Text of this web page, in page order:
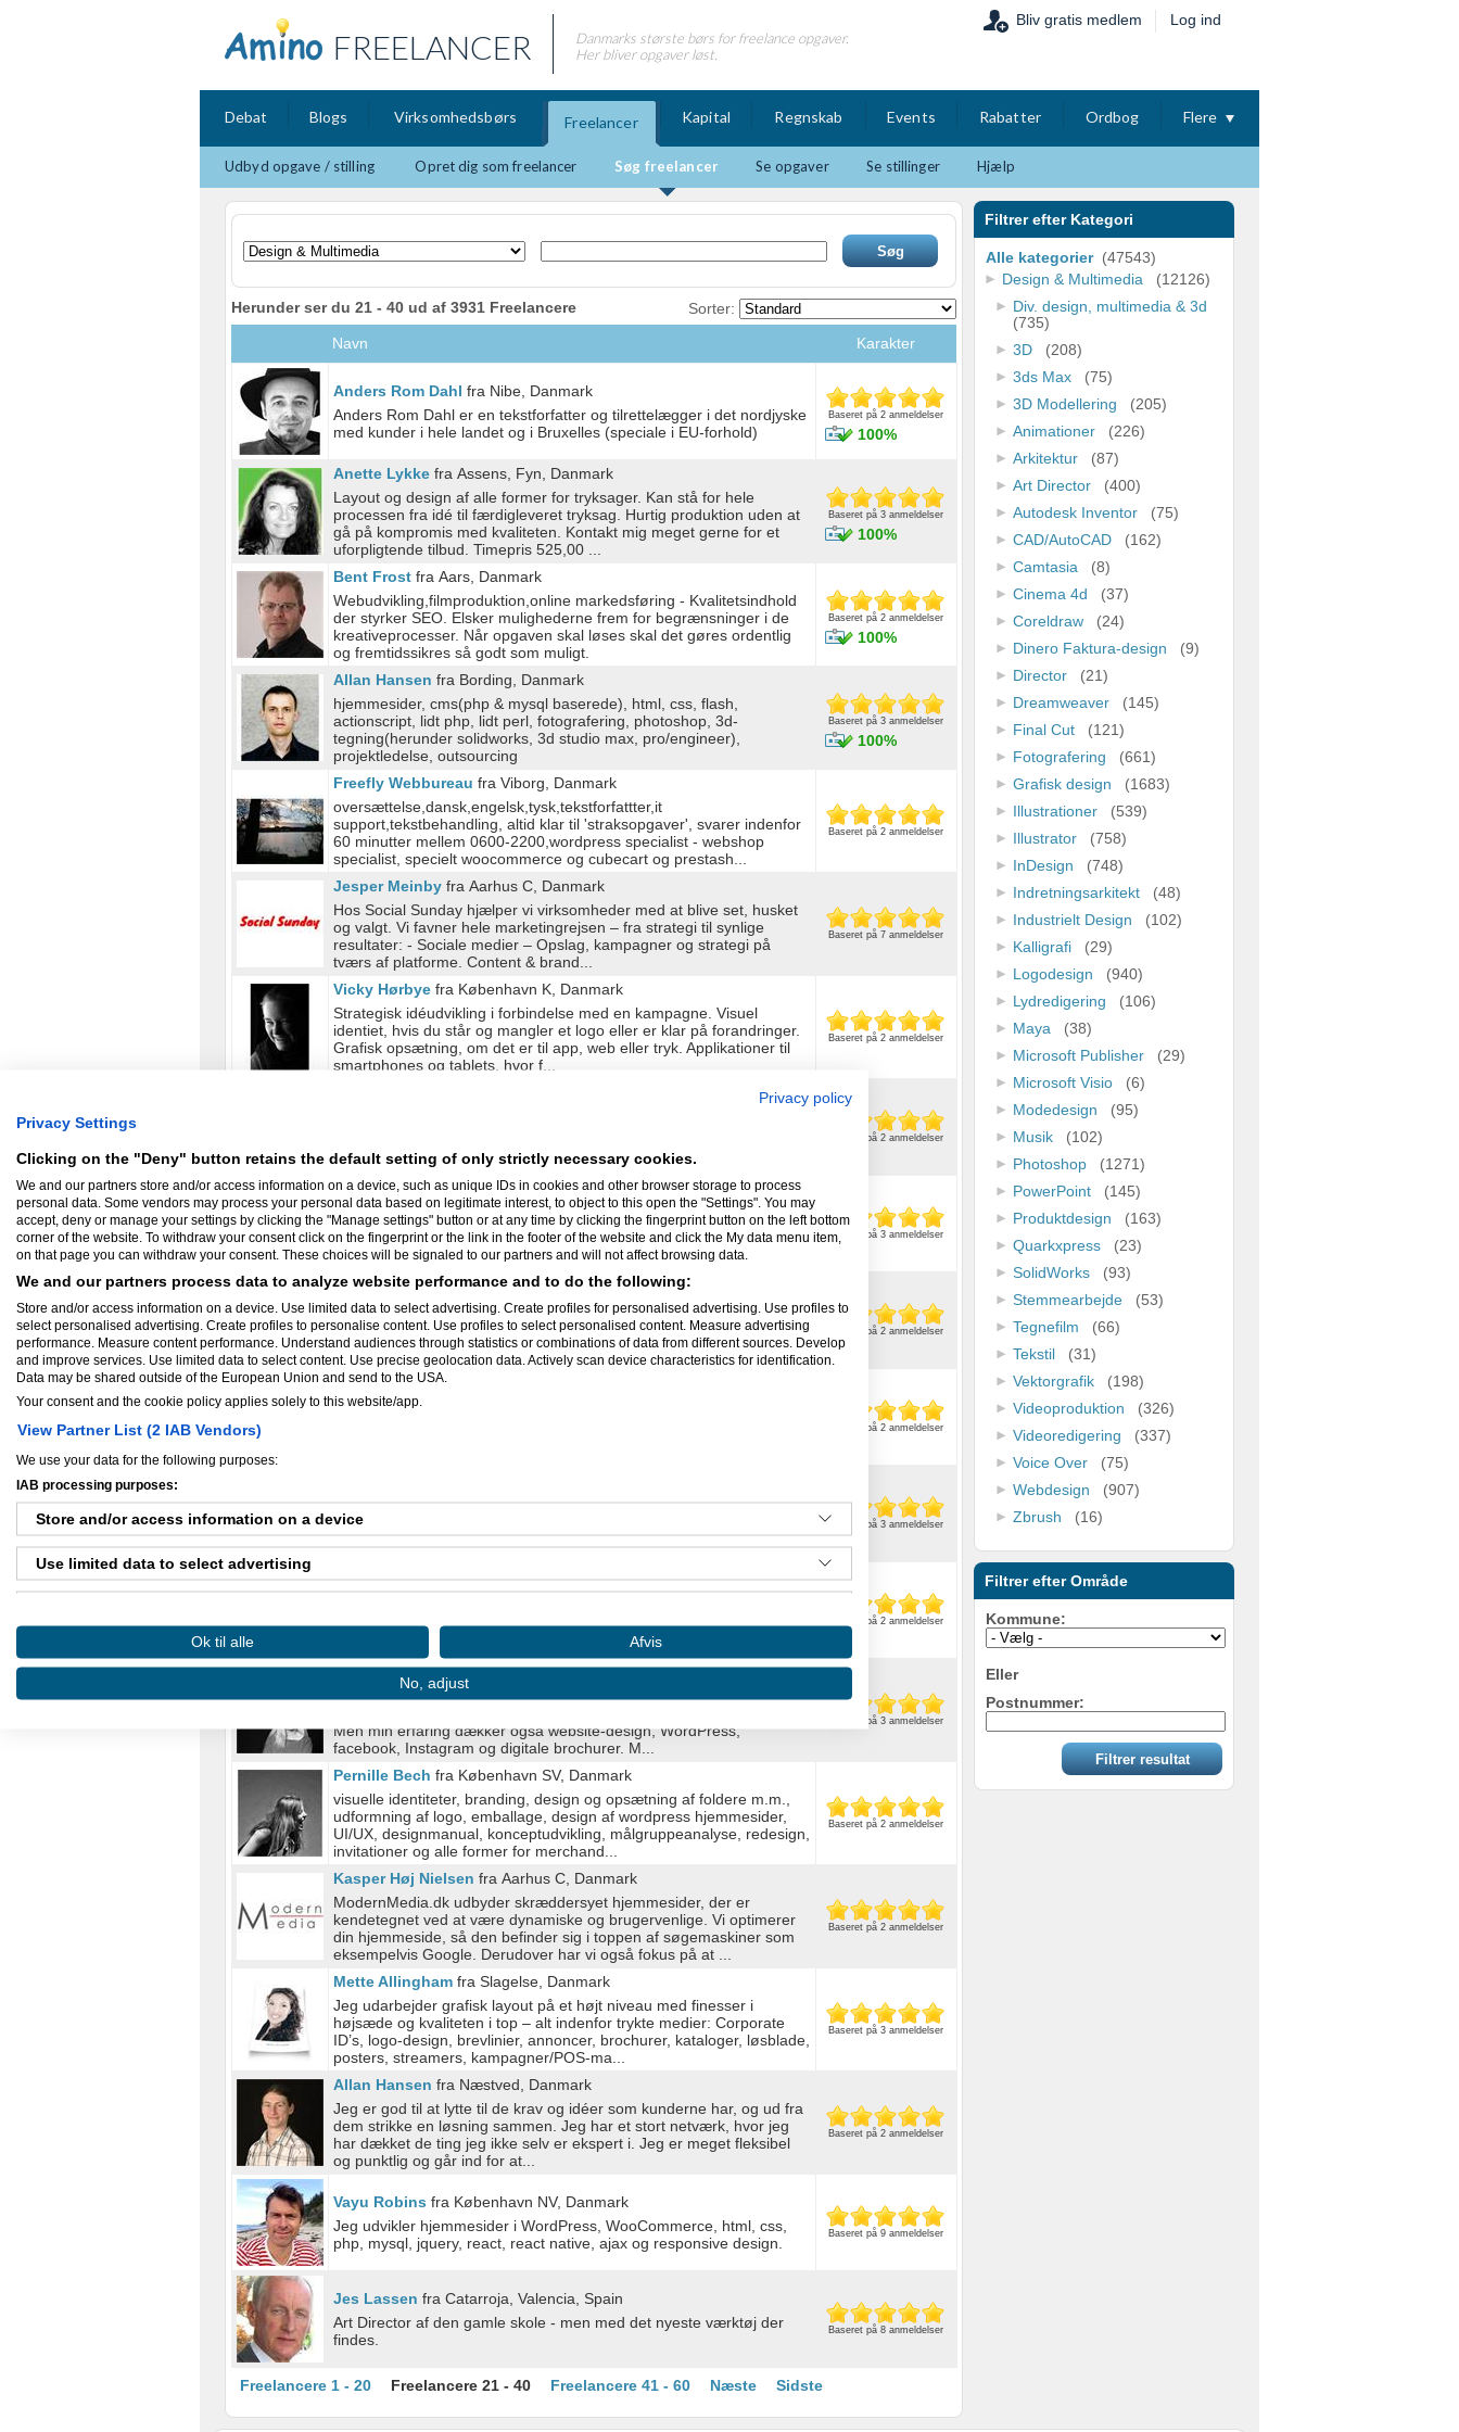
FREELANCER
Danmarks største børs for freelance opgaver.
Her bliver opgaver løst.
Bliv gratis medlem Log ind
Debat Blogs Virksomhedsbørs Freelancer Kapital Regnskab Events Rabatter Ordbog Flere
Udbyd opgave / stilling Opret dig som freelancer Søg freelancer Se opgaver Se stillinger Hjælp
Sorter:
Herunder ser du 21 - 40 ud af 3931 Freelancere
Navn Karakter
Anders Rom Dahl fra Nibe, Danmark
Anders Rom Dahl er en tekstforfatter og tilrettelægger i det nordjyske
med kunder i hele landet og i Bruxelles (speciale i EU-forhold)
Baseret på 2 anmeldelser
100%
Anette Lykke fra Assens, Fyn, Danmark
Layout og design af alle former for tryksager. Kan stå for hele
processen fra idé til færdigleveret tryksag. Hurtig produktion uden at
gå på kompromis med kvaliteten. Kontakt mig meget gerne for et
uforpligtende tilbud. Timepris 525,00 ...
Baseret på 3 anmeldelser
100%
Bent Frost fra Aars, Danmark
Webudvikling,filmproduktion,online markedsføring - Kvalitetsindhold
der styrker SEO. Elsker mulighederne frem for begrænsninger i de
kreativeprocesser. Når opgaven skal løses skal det gøres ordentlig
og fremtidssikres så godt som muligt.
Baseret på 2 anmeldelser
100%
Allan Hansen fra Bording, Danmark
hjemmesider, cms(php & mysql baserede), html, css, flash,
actionscript, lidt php, lidt perl, fotografering, photoshop, 3d-
tegning(herunder solidworks, 3d studio max, pro/engineer),
projektledelse, outsourcing
Baseret på 3 anmeldelser
100%
Freefly Webbureau fra Viborg, Danmark
oversættelse,dansk,engelsk,tysk,tekstforfattter,it
support,tekstbehandling, altid klar til 'straksopgaver', svarer indenfor
60 minutter mellem 0600-2200,wordpress specialist - webshop
specialist, specielt woocommerce og cubecart og prestash...
Baseret på 2 anmeldelser
Jesper Meinby fra Aarhus C, Danmark
Hos Social Sunday hjælper vi virksomheder med at blive set, husket
og valgt. Vi favner hele marketingrejsen – fra strategi til synlige
resultater: - Sociale medier – Opslag, kampagner og strategi på
tværs af platforme. Content & brand...
Baseret på 7 anmeldelser
Vicky Hørbye fra København K, Danmark
Strategisk idéudvikling i forbindelse med en kampagne. Visuel
identiet, hvis du står og mangler et logo eller er klar på forandringer.
Grafisk opsætning, om det er til app, web eller tryk. Applikationer til
smartphones og tablets, hvor f...
Baseret på 2 anmeldelser
Baseret på 2 anmeldelser
Thomas Niels Thomsenfra Valby, Danmark
TNT Factory løser alle slags grafiske opgaver og tryller hjemmevant
indenfor både trykte og online medier, samt foto.
Baseret på 3 anmeldelser
Mikkel Strøbechfra København S, Danmark
2D og 3D animation, 3D visualisering, compositing, After Effects,
Motion graphics, Flash animation, Teknisk illustration, Cartoon
illustration, Logo-design, Print, Grafik, DTP.
Baseret på 2 anmeldelser
Anders Helleshøj
Baseret på 2 anmeldelser
Anja Lysholmfra Haslev, Danmark
Speak, indtaling, voice-over
Baseret på 3 anmeldelser
Tonny Schnoorfra Svendborg, Danmark
Skrivearbejde: Pressemeddelelser, salgstekster og tekster til web.
Baseret på 2 anmeldelser
Mai-Britt Sandvadfra Skørping, Danmark
Jeg kan klare opgaven fra fra idé til tryk-levering. Mit speciale er
Men min erfaring dækker også website-design, WordPress,
facebook, Instagram og digitale brochurer. M...
Baseret på 3 anmeldelser
Pernille Bech fra København SV, Danmark
visuelle identiteter, branding, design og opsætning af foldere m.m.,
udformning af logo, emballage, design af wordpress hjemmesider,
UI/UX, designmanual, konceptudvikling, målgruppeanalyse, redesign,
invitationer og alle former for merchand...
Baseret på 2 anmeldelser
Kasper Høj Nielsen fra Aarhus C, Danmark
ModernMedia.dk udbyder skræddersyet hjemmesider, der er
kendetegnet ved at være dynamiske og brugervenlige. Vi optimerer
din hjemmeside, så den befinder sig i toppen af søgemaskiner som
eksempelvis Google. Derudover har vi også fokus på at ...
Baseret på 2 anmeldelser
Mette Allingham fra Slagelse, Danmark
Jeg udarbejder grafisk layout på et højt niveau med finesser i
højsæde og kvaliteten i top – alt indenfor trykte medier: Corporate
ID’s, logo-design, brevlinier, annoncer, brochurer, kataloger, løsblade,
posters, streamers, kampagner/POS-ma...
Baseret på 3 anmeldelser
Allan Hansen fra Næstved, Danmark
Jeg er god til at lytte til de krav og idéer som kunderne har, og ud fra
dem strikke en løsning sammen. Jeg har et stort netværk, hvor jeg
har dækket de ting jeg ikke selv er ekspert i. Jeg er meget fleksibel
og punktlig og går ind for at...
Baseret på 2 anmeldelser
Vayu Robins fra København NV, Danmark
Jeg udvikler hjemmesider i WordPress, WooCommerce, html, css,
php, mysql, jquery, react, react native, ajax og responsive design.
Baseret på 9 anmeldelser
Jes Lassen fra Catarroja, Valencia, Spain
Art Director af den gamle skole - men med det nyeste værktøj der
findes.
Baseret på 8 anmeldelser
Freelancere 1 - 20 Freelancere 21 - 40 Freelancere 41 - 60 Næste Sidste
Filtrer efter Kategori
Alle kategorier(47543)
Design & Multimedia (12126)
Div. design, multimedia & 3d
(735)
3D (208)
3ds Max
(75)
3D Modellering (205)
Animationer (226)
Arkitektur (87)
Art Director (400)
Autodesk Inventor
(75)
CAD/AutoCAD
(162)
Camtasia (8)
Cinema 4d
(37)
Coreldraw
(24)
Dinero Faktura-design (9)
Director (21)
Dreamweaver
(145)
Final Cut (121)
Fotografering (661)
Grafisk design
(1683)
Illustrationer
(539)
Illustrator
(758)
InDesign
(748)
Indretningsarkitekt (48)
Industrielt Design (102)
Kalligrafi (29)
Logodesign
(940)
Lydredigering (106)
Maya
(38)
Microsoft Publisher
(29)
Microsoft Visio
(6)
Modedesign
(95)
Musik
(102)
Photoshop
(1271)
PowerPoint (145)
Produktdesign (163)
Quarkxpress
(23)
SolidWorks
(93)
Stemmearbejde (53)
Tegnefilm (66)
Tekstil (31)
Vektorgrafik (198)
Videoproduktion
(326)
Videoredigering (337)
Voice Over (75)
Webdesign (907)
Zbrush
(16)
Filtrer efter Område
Kommune:
Eller
Postnummer:
Privacy policy
Privacy Settings
Clicking on the "Deny" button retains the default setting of only strictly necessary cookies.
We and our partners store and/or access information on a device, such as unique IDs in cookies and other browser storage to process
personal data. Some vendors may process your personal data based on legitimate interest, to object to this open the "Settings". You may
accept, deny or manage your settings by clicking the "Manage settings" button or at any time by clicking the fingerprint button on the left bottom
corner of the website. To withdraw your consent click on the fingerprint or the link in the footer of the website and click the My data menu item,
on that page you can withdraw your consent. These choices will be signaled to our partners and will not affect browsing data.
We and our partners process data to analyze website performance and to do the following:
Store and/or access information on a device. Use limited data to select advertising. Create profiles for personalised advertising. Use profiles to
select personalised advertising. Create profiles to personalise content. Use profiles to select personalised content. Measure advertising
performance. Measure content performance. Understand audiences through statistics or combinations of data from different sources. Develop
and improve services. Use limited data to select content. Use precise geolocation data. Actively scan device characteristics for identification.
Data may be shared outside of the European Union and send to the USA.
Your consent and the cookie policy applies solely to this website/app.
View Partner List (2 IAB Vendors)
We use your data for the following purposes:
IAB processing purposes:
Store and/or access information on a device
Use limited data to select advertising
Use profiles to select personalised advertising
Create profiles to personalise content
Use profiles to select personalised content
Measure content performance
Understand audiences through statistics or combinations of data from different sources
Develop and improve services
Identify devices based on information actively requested
Ok til alle Afvis
No, adjust